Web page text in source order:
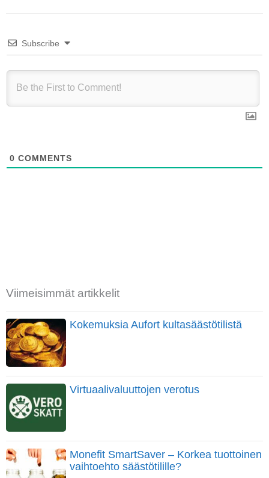
Subscribe
0 COMMENTS
Viimeisimmät artikkelit
Kokemuksia Aufort kultasäästötilistä
Virtuaalivaluuttojen verotus
Monefit SmartSaver – Korkea tuottoinen
vaihtoehto säästötilille?